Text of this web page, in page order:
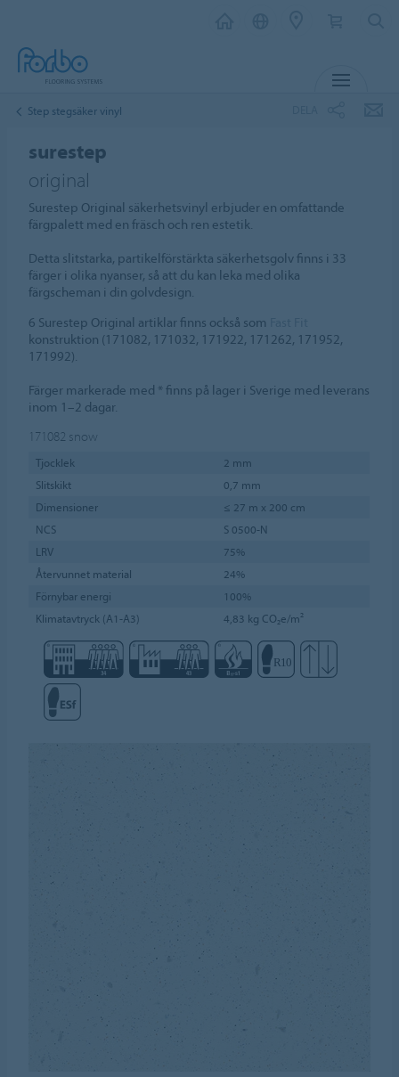
Step stegsäker vinyl
surestep
original
Surestep Original säkerhetsvinyl erbjuder en omfattande
färgpalett med en fräsch och ren estetik.
Detta slitstarka, partikelförstärkta säkerhetsgolv finns i 33
färger i olika nyanser, så att du kan leka med olika
färgscheman i din golvdesign.
6 Surestep Original artiklar finns också som
konstruktion (171082, 171032, 171922, 171262, 171952,
171992).
Färger markerade med * finns på lager i Sverige med leverans
inom 1–2 dagar.
171082 snow
Tjocklek
2 mm
Slitskikt
0,7 mm
Dimensioner
≤ 27 m x 200 cm
NCS
S 0500-N
LRV
75%
Återvunnet material
24%
Förnybar energi
100%
Klimatavtryck (A1-A3)
4,83 kg CO₂e/m²